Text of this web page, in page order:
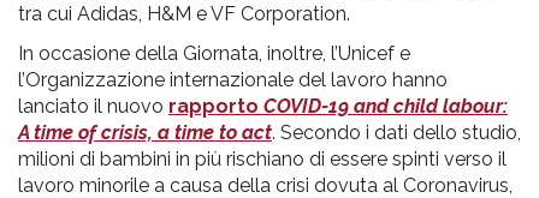
tra cui Adidas, H&M e VF Corporation.
In occasione della Giornata, inoltre, l’Unicef e
l’Organizzazione internazionale del lavoro hanno
lanciato il nuovo rapporto COVID-19 and child labour:
A time of crisis, a time to act. Secondo i dati dello studio,
milioni di bambini in più rischiano di essere spinti verso il
lavoro minorile a causa della crisi dovuta al Coronavirus,